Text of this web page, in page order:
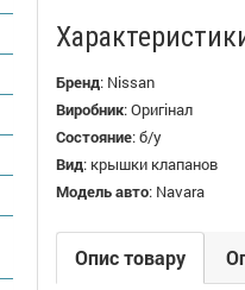
Бренд: Nissan
Виробник:Оригінал
Состояние:б/у
Вид: крышки клапанов
Модель авто: Navara
Опис товару